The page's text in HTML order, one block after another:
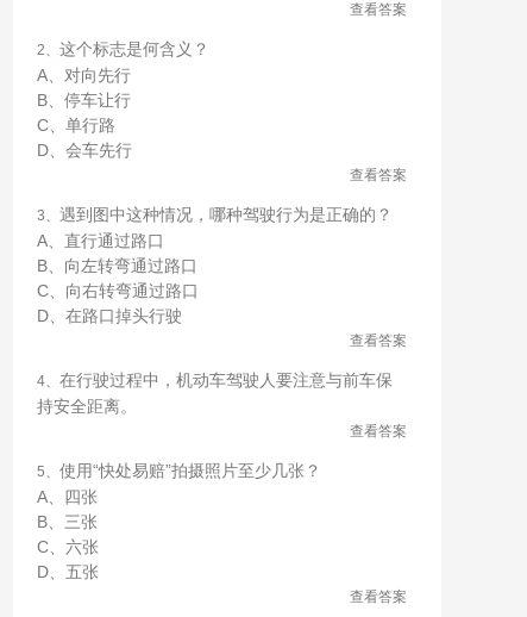
查看答案
2、 这个标志是何含义？
A、对向先行
B、停车让行
C、单行路
D、会车先行
查看答案
3、 遇到图中这种情况，哪种驾驶行为是正确的？
A、直行通过路口
B、向左转弯通过路口
C、向右转弯通过路口
D、在路口掉头行驶
查看答案
4、 在行驶过程中，机动车驾驶人要注意与前车保
持安全距离。
查看答案
5、 使用“快处易赔”拍摄照片至少几张？
A、四张
B、三张
C、六张
D、五张
查看答案